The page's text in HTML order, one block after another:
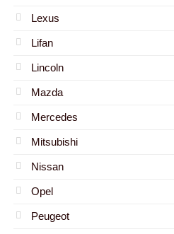
Lexus
Lifan
Lincoln
Mazda
Mercedes
Mitsubishi
Nissan
Opel
Peugeot